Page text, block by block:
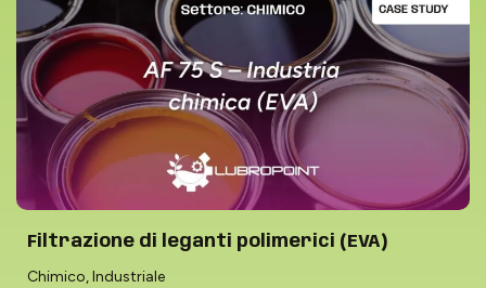
Filtrazione di leganti polimerici (EVA)
Chimico,Industriale